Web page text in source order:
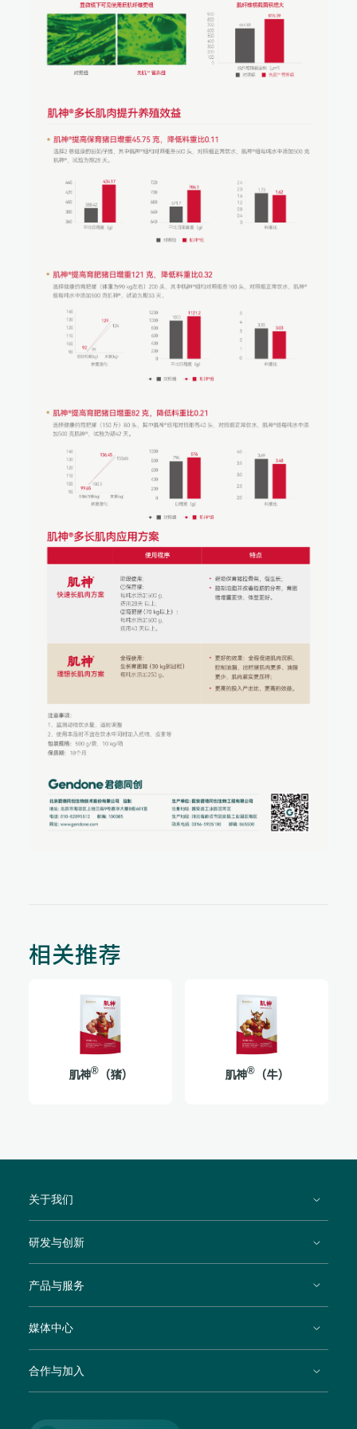
相关推荐
肌神® （猪） 肌神®（牛）
关于我们
研发与创新
产品与服务
媒体中心
合作与加入